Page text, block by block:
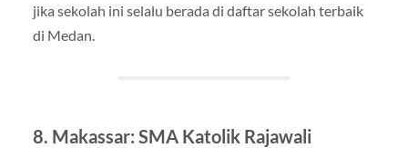
jika sekolah ini selalu berada di daftar sekolah terbaik
di Medan.
8. Makassar: SMA Katolik Rajawali